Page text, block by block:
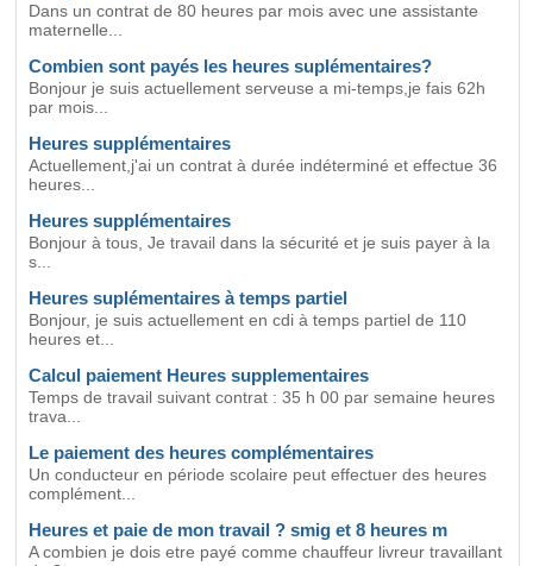
Dans un contrat de 80 heures par mois avec une assistante
maternelle...
Combien sont payés les heures suplémentaires?
Bonjour je suis actuellement serveuse a mi-temps,je fais 62h
par mois...
Heures supplémentaires
Actuellement,j'ai un contrat à durée indéterminé et effectue 36
heures...
Heures supplémentaires
Bonjour à tous, Je travail dans la sécurité et je suis payer à la
s...
Heures suplémentaires à temps partiel
Bonjour, je suis actuellement en cdi à temps partiel de 110
heures et...
Calcul paiement Heures supplementaires
Temps de travail suivant contrat : 35 h 00 par semaine heures
trava...
Le paiement des heures complémentaires
Un conducteur en période scolaire peut effectuer des heures
complément...
Heures et paie de mon travail ? smig et 8 heures m
A combien je dois etre payé comme chauffeur livreur travaillant